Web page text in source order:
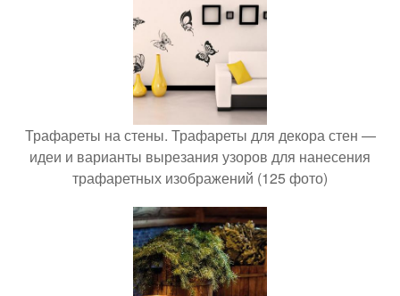
Трафареты на стены. Трафареты для декора стен —
идеи и варианты вырезания узоров для нанесения
трафаретных изображений (125 фото)